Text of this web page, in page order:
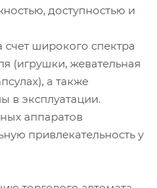
доступностью и
широкого спектра
(игрушки, жевательная
а также
в эксплуатации.
аппаратов
привлекательность у